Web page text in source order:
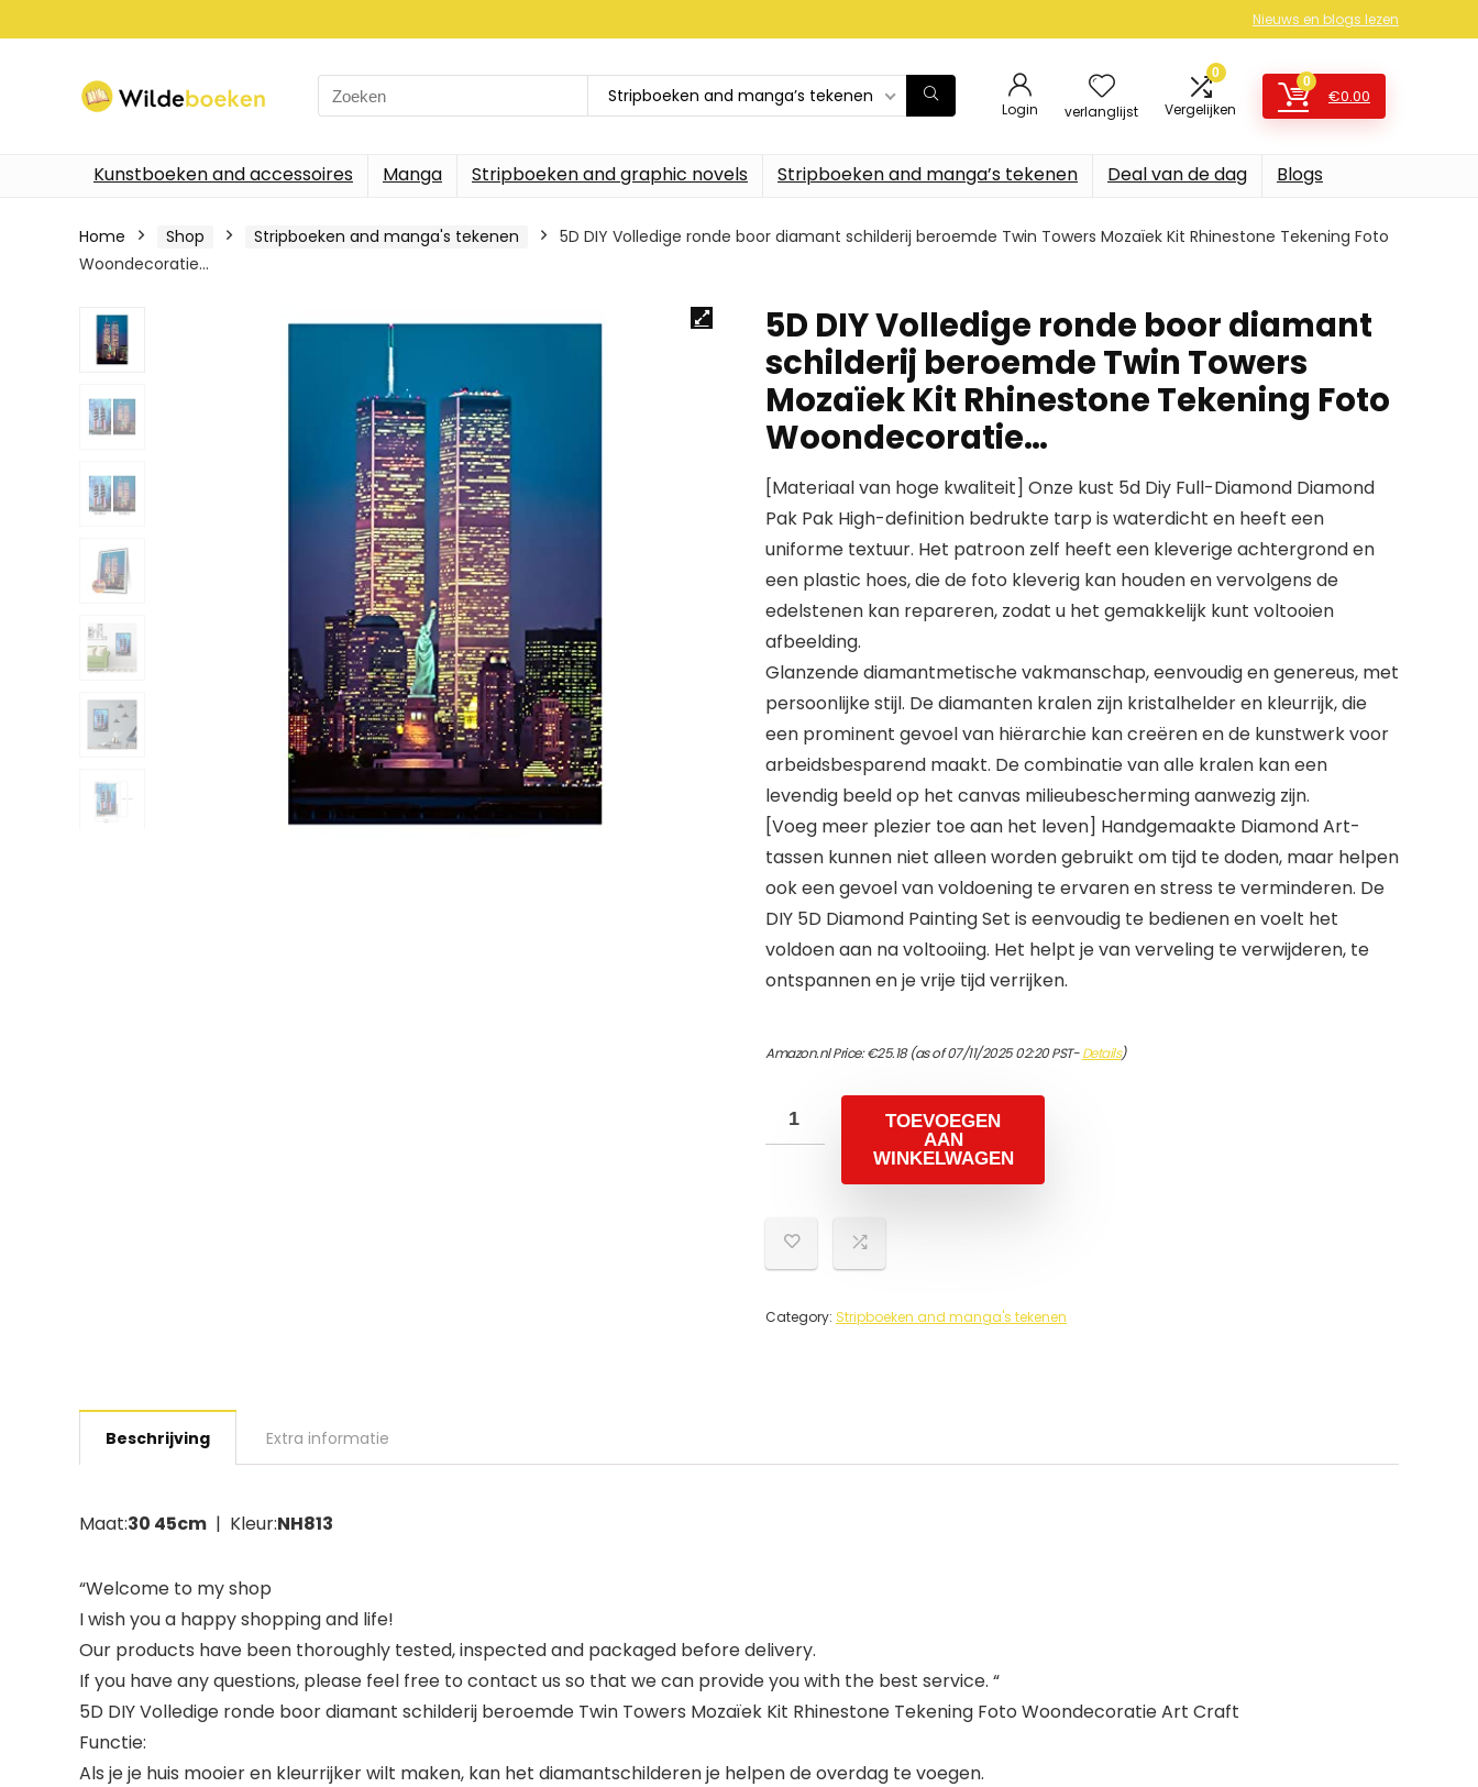
Nieuws en blogs lezen
Search
for:
Stripboeken and manga’s tekenen
Login verlanglijst
0
Vergelijken
0
€0.00
Kunstboeken and accessoires Manga Stripboeken and graphic novels Stripboeken and manga’s tekenen Deal van de dag Blogs
Home Shop Stripboeken and manga's tekenen
5D DIY Volledige ronde boor diamant schilderij beroemde Twin Towers Mozaïek Kit Rhinestone Tekening Foto
Woondecoratie…
5D DIY Volledige ronde boor diamant
schilderij beroemde Twin Towers
Mozaïek Kit Rhinestone Tekening Foto
Woondecoratie…
[Materiaal van hoge kwaliteit] Onze kust 5d Diy Full-Diamond Diamond
Pak Pak High-definition bedrukte tarp is waterdicht en heeft een
uniforme textuur. Het patroon zelf heeft een kleverige achtergrond en
een plastic hoes, die de foto kleverig kan houden en vervolgens de
edelstenen kan repareren, zodat u het gemakkelijk kunt voltooien
afbeelding.
Glanzende diamantmetische vakmanschap, eenvoudig en genereus, met
persoonlijke stijl. De diamanten kralen zijn kristalhelder en kleurrijk, die
een prominent gevoel van hiërarchie kan creëren en de kunstwerk voor
arbeidsbesparend maakt. De combinatie van alle kralen kan een
levendig beeld op het canvas milieubescherming aanwezig zijn.
[Voeg meer plezier toe aan het leven] Handgemaakte Diamond Art-
tassen kunnen niet alleen worden gebruikt om tijd te doden, maar helpen
ook een gevoel van voldoening te ervaren en stress te verminderen. De
DIY 5D Diamond Painting Set is eenvoudig te bedienen en voelt het
voldoen aan na voltooiing. Het helpt je van verveling te verwijderen, te
ontspannen en je vrije tijd verrijken.
Amazon.nl Price:€25.18(as of 07/11/2025 02:20 PST-Details)
TOEVOEGEN
AAN
WINKELWAGEN
Category: Stripboeken and manga's tekenen
Beschrijving Extra informatie
Maat:30 45cm | Kleur:NH813
“Welcome to my shop
I wish you a happy shopping and life!
Our products have been thoroughly tested, inspected and packaged before delivery.
If you have any questions, please feel free to contact us so that we can provide you with the best service. “
5D DIY Volledige ronde boor diamant schilderij beroemde Twin Towers Mozaïek Kit Rhinestone Tekening Foto Woondecoratie Art Craft
Functie:
Als je je huis mooier en kleurrijker wilt maken, kan het diamantschilderen je helpen de overdag te voegen.